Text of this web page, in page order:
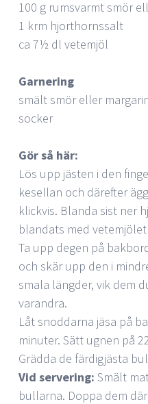
100 g rumsvarmt smör
1 krm hjorthornssalt
ca 7½ dl vetemjöl
Garnering
smält smör eller
socker
Gör så här:
Lös upp jästen i den
kesellan och därefter
klickvis. Blanda sist ner
blandats med
Ta upp degen på
och skär upp den i
smala längder, vik dem
varandra.
Låt snoddarna jäsa på
minuter. Sätt ugnen på
Grädda de färdigjästa
Vid servering: Smält
bullarna. Doppa dem